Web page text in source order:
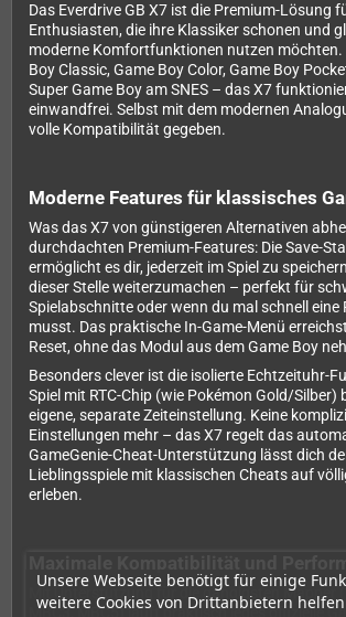
Unsere Webseite benötigt für einige
weitere Cookies von Drittanbietern
Das Everdrive GB X7 ist die Premium-Lösung
Enthusiasten, die ihre Klassiker schonen und
moderne Komfortfunktionen nutzen möchten.
Boy Classic, Game Boy Color, Game Boy
Super Game Boy am SNES – das X7
einwandfrei. Selbst mit dem modernen
volle Kompatibilität gegeben.
Moderne Features für klassisches
Was das X7 von günstigeren Alternativen
durchdachten Premium-Features: Die Save-
ermöglicht es dir, jederzeit im Spiel zu
dieser Stelle weiterzumachen – perfekt für
Spielabschnitte oder wenn du mal schnell eine
musst. Das praktische In-Game-Menü
Reset, ohne das Modul aus dem Game Boy
Besonders clever ist die isolierte Echtzeituhr-
Spiel mit RTC-Chip (wie Pokémon Gold/Silber)
eigene, separate Zeiteinstellung. Keine
Einstellungen mehr – das X7 regelt das
GameGenie-Cheat-Unterstützung lässt dich
Lieblingsspiele mit klassischen Cheats auf
erleben.
Mit Unterstützung für die gängigsten Mapper